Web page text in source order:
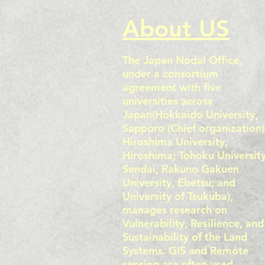
About US
The Japan Nodal Office,
under a consortium
agreement with five
universities across
Japan(Hokkaido University,
Sapporo (Chief
Hiroshima University,
Hiroshima; Tohoku
Sendai; Rakuno Gakuen
University, Ebetsu; and
University of Tsukuba),
manages research on
Vulnerability, Resilience, and
Sustainability of the Land
Systems. GIS and Remote